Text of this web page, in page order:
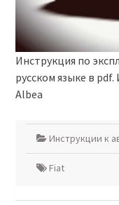
Инструкция по
русском языке в
Albea
Инструкции к
Fiat